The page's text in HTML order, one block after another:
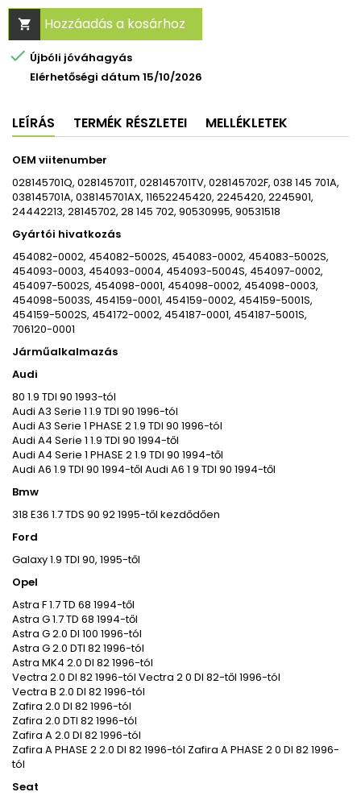
 Hozzáadás a kosárhoz
 Újbóli jóváhagyás
Elérhetőségi dátum 15/10/2026
LEÍRÁS TERMÉK RÉSZLETEI MELLÉKLETEK
OEM viitenumber
028145701Q, 028145701T, 028145701TV, 028145702F, 038 145 701A,
038145701A, 038145701AX, 11652245420, 2245420, 2245901,
24442213, 28145702, 28 145 702, 90530995, 90531518
Gyártói hivatkozás
454082-0002, 454082-5002S, 454083-0002, 454083-5002S,
454093-0003, 454093-0004, 454093-5004S, 454097-0002,
454097-5002S, 454098-0001, 454098-0002, 454098-0003,
454098-5003S, 454159-0001, 454159-0002, 454159-5001S,
454159-5002S, 454172-0002, 454187-0001, 454187-5001S,
706120-0001
Járműalkalmazás
Audi
80 1.9 TDI 90 1993-tól
Audi A3 Serie 1 1.9 TDI 90 1996-tól
Audi A3 Serie 1 PHASE 2 1.9 TDI 90 1996-tól
Audi A4 Serie 1 1.9 TDI 90 1994-től
Audi A4 Serie 1 PHASE 2 1.9 TDI 90 1994-től
Audi A6 1.9 TDI 90 1994-től Audi A6 1 9 TDI 90 1994-től
Bmw
318 E36 1.7 TDS 90 92 1995-től kezdődően
Ford
Galaxy 1.9 TDI 90, 1995-től
Opel
Astra F 1.7 TD 68 1994-től
Astra G 1.7 TD 68 1994-től
Astra G 2.0 DI 100 1996-tól
Astra G 2.0 DTI 82 1996-tól
Astra MK4 2.0 DI 82 1996-tól
Vectra 2.0 DI 82 1996-tól Vectra 2 0 DI 82-től 1996-tól
Vectra B 2.0 DI 82 1996-tól
Zafira 2.0 DI 82 1996-tól
Zafira 2.0 DTI 82 1996-tól
Zafira A 2.0 DI 82 1996-tól
Zafira A PHASE 2 2.0 DI 82 1996-tól Zafira A PHASE 2 0 DI 82 1996-
tól
Seat